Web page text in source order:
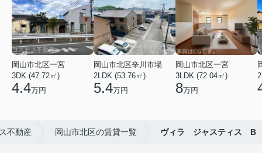
岡山市北区一宮
3DK (47.72㎡)
4.4万円
岡山市北区辛川市場
2LDK (53.76㎡)
5.4万円
岡山市北区一宮
3LDK (72.04㎡)
8万円
不動産 岡山市北区の賃貸一覧 ヴィラ ジャスティス B